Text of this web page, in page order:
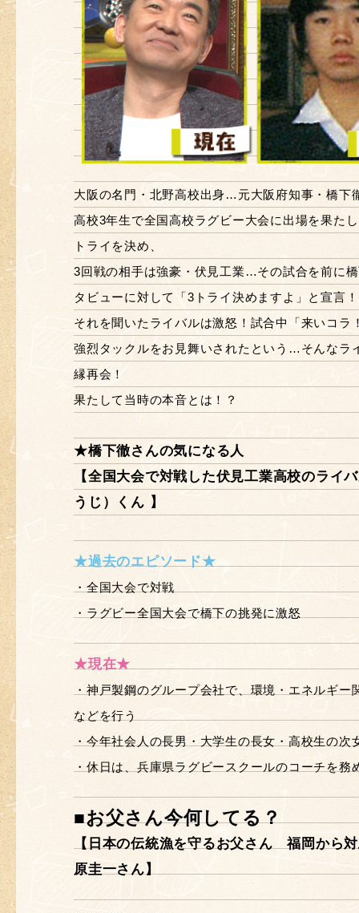
大阪の名門・北野高校出身…元大阪府知事・橋下
高校3年生で全国高校ラグビー大会に出場を果た
トライを決め、
3回戦の相手は強豪・伏見工業…その試合を前に
タビューに対して「3トライ決めますよ」と宣言！
それを聞いたライバルは激怒！試合中「来いコラ
強烈タックルをお見舞いされたという…そんなラ
縁再会！
果たして当時の本音とは！？
★橋下徹さんの気になる人
【全国大会で対戦した伏見工業高校のライ
うじ）くん 】
★過去のエピソード★
・全国大会で対戦
・ラグビー全国大会で橋下の挑発に激怒
★現在★
・神戸製鋼のグループ会社で、環境・エネルギー
などを行う
・今年社会人の長男・大学生の長女・高校生の次
・休日は、兵庫県ラグビースクールのコーチを務
■お父さん今何してる？
【日本の伝統漁を守るお父さん 福岡から
原圭一さん】